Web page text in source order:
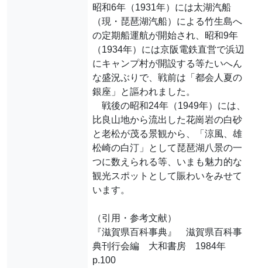
昭和6年（1931年）には太湖汽船
（現・琵琶湖汽船）による竹生島へ
の定期船運航が開始され、昭和9年
（1934年）には京阪電鉄直営で浜辺
にキャンプ村が開設する等たいへん
な盛況ぶりで、戦前は「都会人夏の
銀座」と謳われました。
戦後の昭和24年（1949年）には、
比良山地から流出した花崗岩の白砂
と老松が茂る景観から、「涼風、雄
松崎の白汀」として琵琶湖八景の一
つに数えられる等、いまも魅力的な
観光スポットとして賑わいをみせて
います。
（引用・参考文献）
『滋賀県百科事典』 滋賀県百科事
典刊行会編 大和書房 1984年
p.100